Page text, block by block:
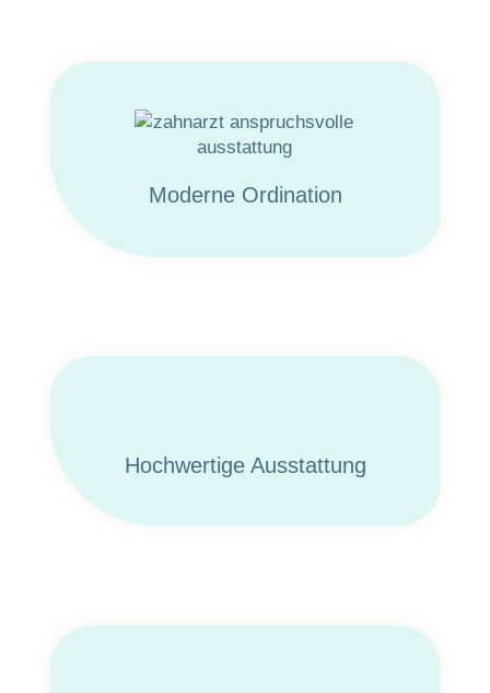
Moderne Ordination
Hochwertige Ausstattung